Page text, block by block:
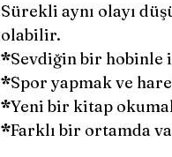
Sürekli aynı olayı
olabilir.
*Sevdiğin bir hobinle
*Spor yapmak ve
*Yeni bir kitap
*Farklı bir ortamda